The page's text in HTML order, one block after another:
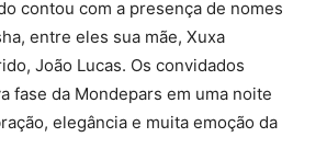
contou com a presença de nomes
entre eles sua mãe, Xuxa
João Lucas. Os convidados
fase da Mondepars em uma noite
elegância e muita emoção da